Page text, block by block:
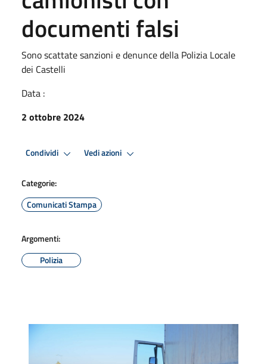
documenti falsi
Sono scattate sanzioni e denunce della Polizia Locale
dei Castelli
Data :
2 ottobre 2024
Condividi Vedi azioni
Categorie:
Comunicati Stampa
Argomenti:
Polizia